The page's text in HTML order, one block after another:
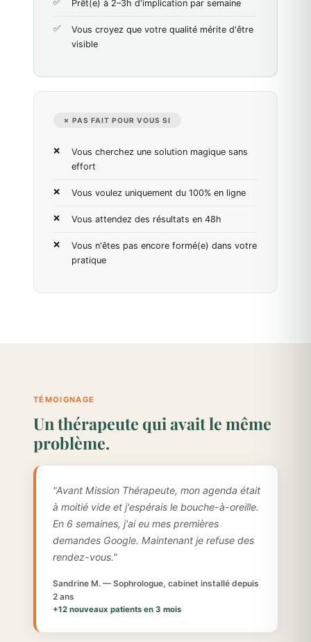
Prêt(e) à 2–3h d'implication par semaine
Vous croyez que votre qualité mérite d'être
visible
✗ PAS FAIT POUR VOUS SI
Vous cherchez une solution magique sans
effort
Vous voulez uniquement du 100% en ligne
Vous attendez des résultats en 48h
Vous n'êtes pas encore formé(e) dans votre
pratique
TÉMOIGNAGE
Un thérapeute qui avait le même
problème.
"Avant Mission Thérapeute, mon agenda était
à moitié vide et j'espérais le bouche-à-oreille.
En 6 semaines, j'ai eu mes premières
demandes Google. Maintenant je refuse des
rendez-vous."
Sandrine M. — Sophrologue, cabinet installé depuis
2 ans
+12 nouveaux patients en 3 mois